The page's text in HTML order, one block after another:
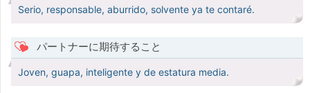
Serio, responsable, aburrido, solvente ya te contaré.
パートナーに期待すること
Joven, guapa, inteligente y de estatura media.